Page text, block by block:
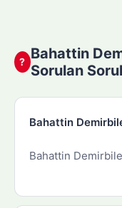
? Bahattin
Sorulan
Bahattin
Bahattin